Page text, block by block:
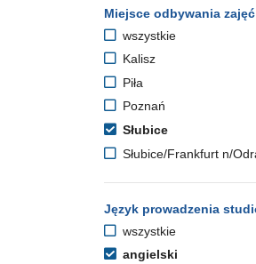
Miejsce odbywania zajęć
wszystkie
Kalisz
Piła
Poznań
Słubice
Słubice/Frankfurt n/
Język prowadzenia
wszystkie
angielski